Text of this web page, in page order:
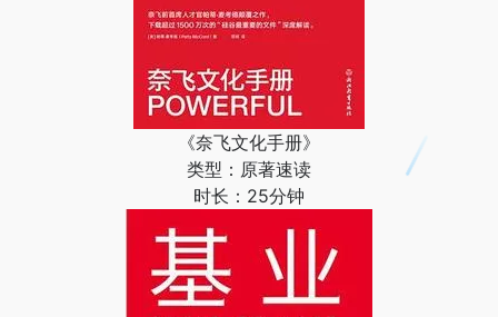
《奈飞文化手册》
类型：原著速读
时长：25分钟